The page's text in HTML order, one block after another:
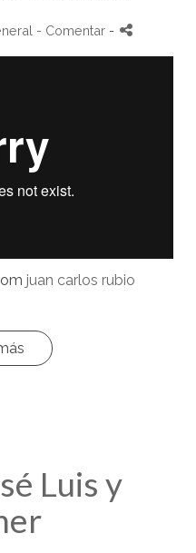
- Comentar -
juan carlos rubio
Luis y